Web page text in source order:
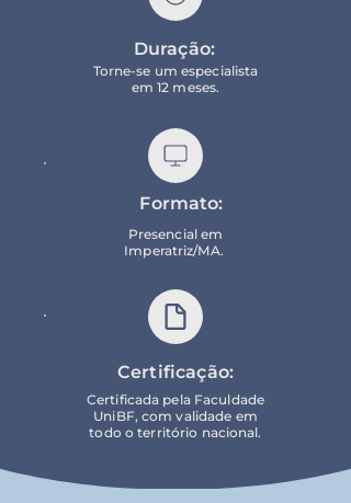
Duração:
Torne-se um especialista
em 12 meses.
Formato:
Presencial em
Imperatriz/MA.
Certificação:
Certificada pela Faculdade
UniBF, com validade em
todo o território nacional.